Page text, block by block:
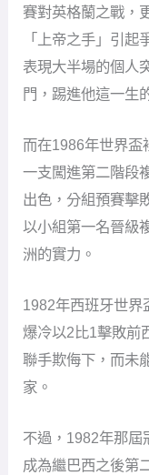
賽對英格蘭之戰，
「上帝之手」引起
表現大半場的個人
門，踢進他這一生
而在1986年世界盃
一支闖進第二階段
出色，分組預賽擊
以小組第一名晉級
洲的實力。
1982年西班牙世界
爆冷以2比1擊敗前
聯手欺侮下，而未
家。
不過，1982年那屆
成為繼巴西之後第